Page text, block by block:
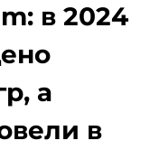
в 2024
а
в